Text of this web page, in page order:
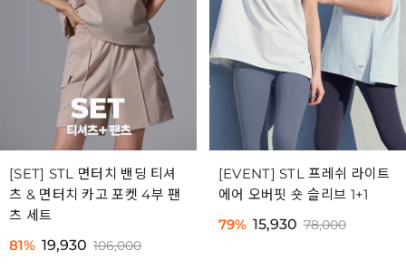
[SET] STL 면터치 밴딩 티셔
츠 & 면터치 카고 포켓 4부 팬
츠 세트
81% 19,930 106,000
[EVENT] STL 프레쉬 라이트
에어 오버핏 숏 슬리브 1+1
79% 15,930 78,000